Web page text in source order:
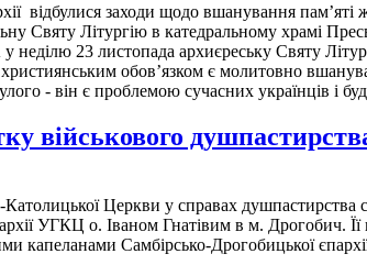
відбулися заходи щодо вшанування
Літургію в катедральному храмі
неділю 23 листопада архиєреську Святу
обов’язком є молитовно
- він є проблемою сучасних українців і
військового
Католицької Церкви у справах
УГКЦ о. Іваном Гнатівим в м. Дрогобич.
капеланами Самбірсько-Дрогобицької